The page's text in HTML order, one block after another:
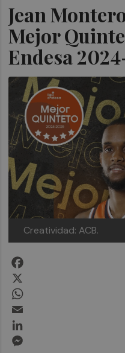
Jean
Mejor
Endesa
Creatividad: ACB.